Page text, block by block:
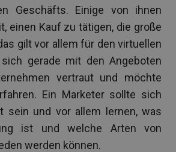
Geschäfts. Einige von ihnen
einen Kauf zu tätigen, die große
gilt vor allem für den virtuellen
gerade mit den Angeboten
vertraut und möchte
Ein Marketer sollte sich
sein und vor allem lernen, was
ist und welche Arten von
werden können.